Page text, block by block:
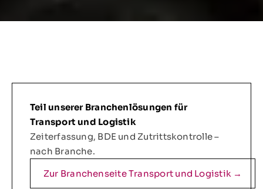
Teil unserer Branchenlösungen für
Transport und Logistik
Zeiterfassung, BDE und Zutrittskontrolle –
nach Branche.
Zur Branchenseite Transport und Logistik →